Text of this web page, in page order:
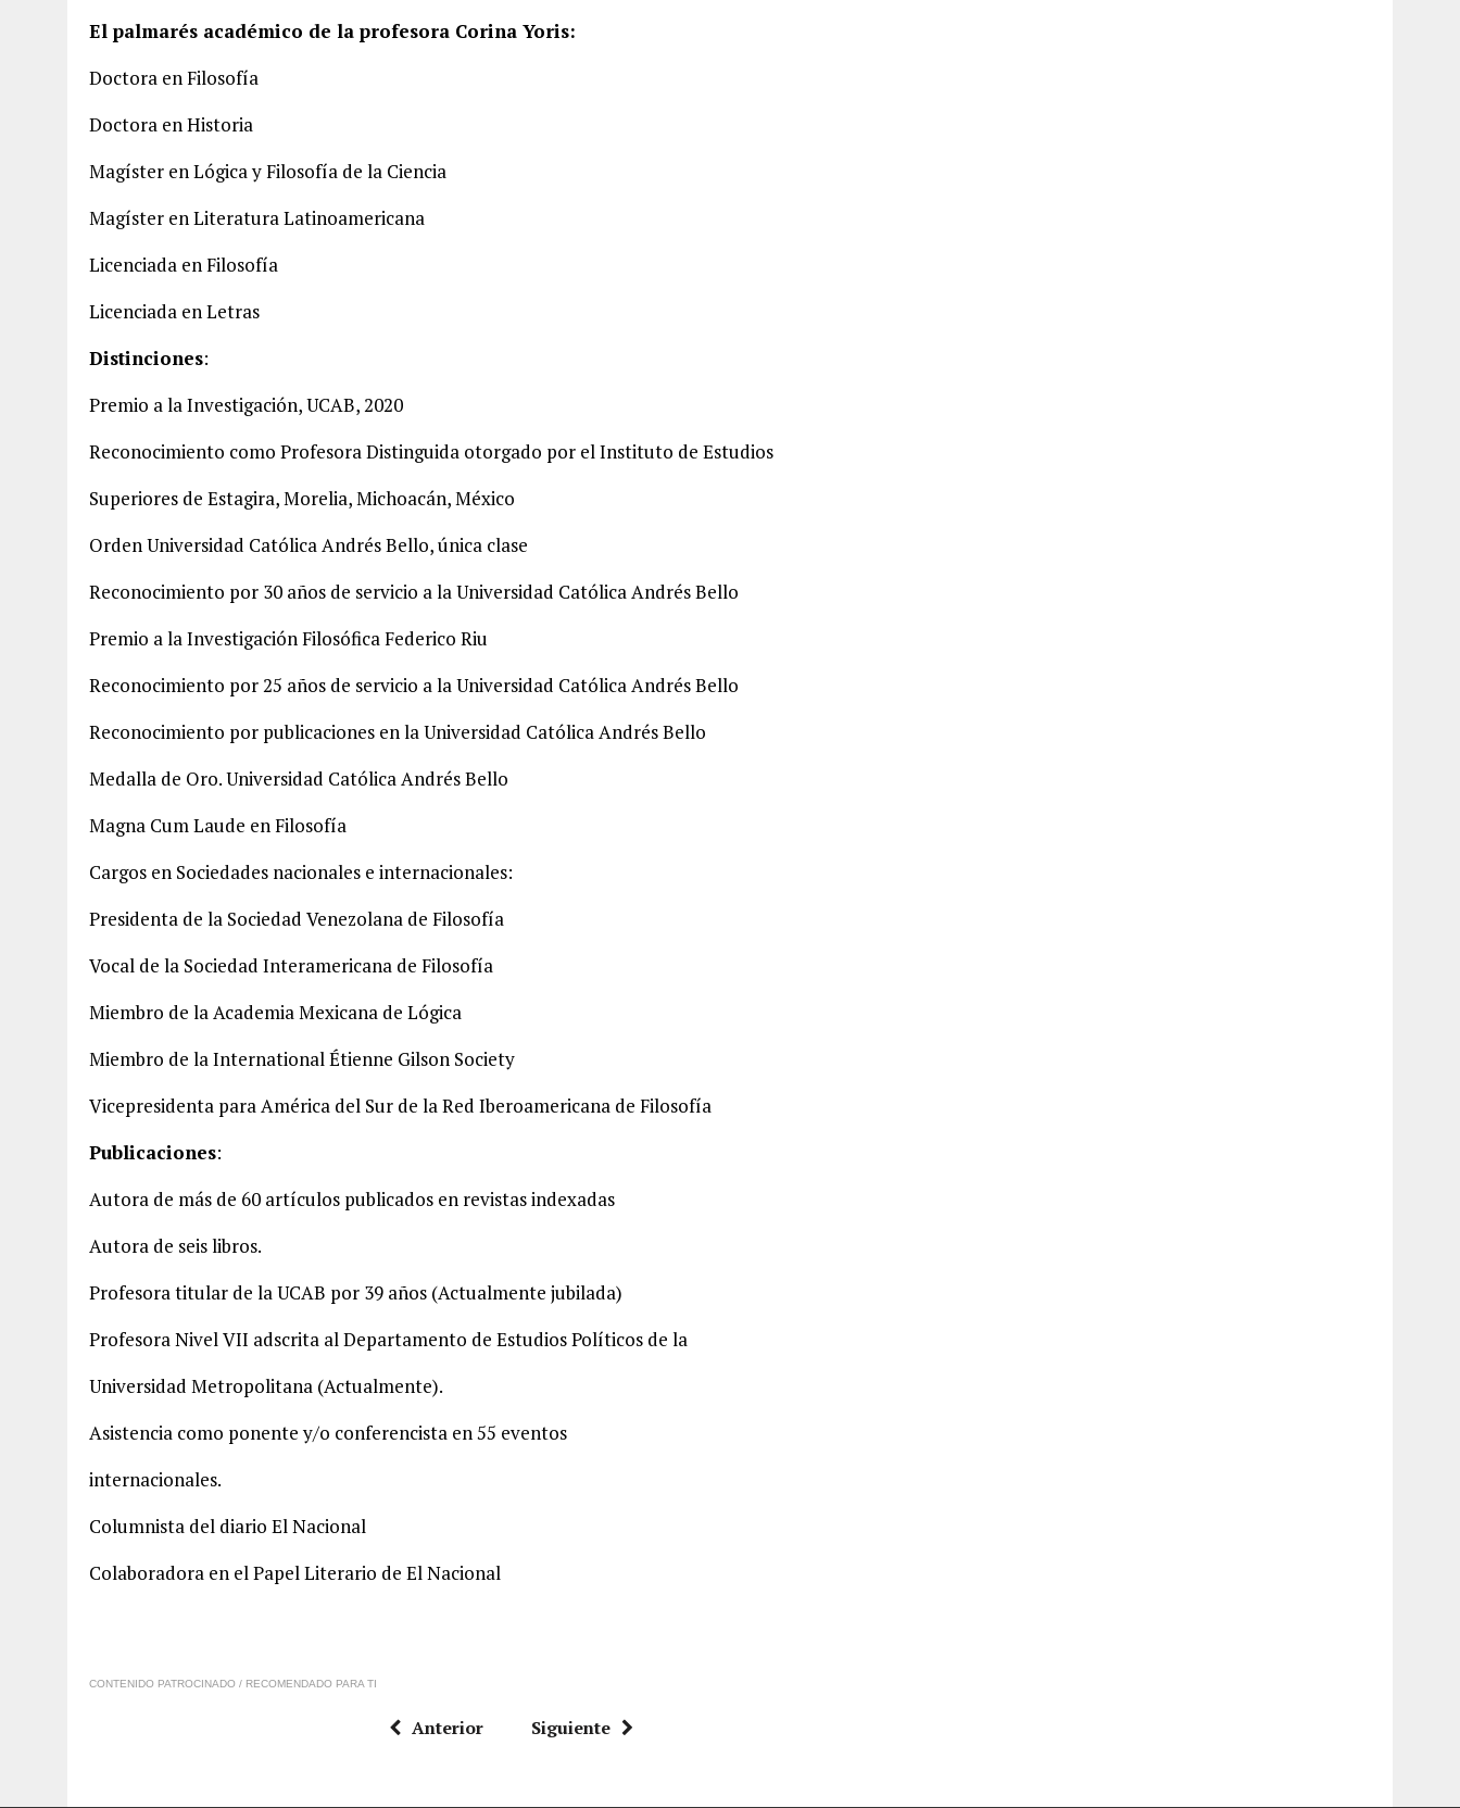
El palmarés académico de la profesora Corina Yoris:
Doctora en Filosofía
Doctora en Historia
Magíster en Lógica y Filosofía de la Ciencia
Magíster en Literatura Latinoamericana
Licenciada en Filosofía
Licenciada en Letras
Distinciones:
Premio a la Investigación, UCAB, 2020
Reconocimiento como Profesora Distinguida otorgado por el Instituto de Estudios
Superiores de Estagira, Morelia, Michoacán, México
Orden Universidad Católica Andrés Bello, única clase
Reconocimiento por 30 años de servicio a la Universidad Católica Andrés Bello
Premio a la Investigación Filosófica Federico Riu
Reconocimiento por 25 años de servicio a la Universidad Católica Andrés Bello
Reconocimiento por publicaciones en la Universidad Católica Andrés Bello
Medalla de Oro. Universidad Católica Andrés Bello
Magna Cum Laude en Filosofía
Cargos en Sociedades nacionales e internacionales:
Presidenta de la Sociedad Venezolana de Filosofía
Vocal de la Sociedad Interamericana de Filosofía
Miembro de la Academia Mexicana de Lógica
Miembro de la International Étienne Gilson Society
Vicepresidenta para América del Sur de la Red Iberoamericana de Filosofía
Publicaciones:
Autora de más de 60 artículos publicados en revistas indexadas
Autora de seis libros.
Profesora titular de la UCAB por 39 años (Actualmente jubilada)
Profesora Nivel VII adscrita al Departamento de Estudios Políticos de la
Universidad Metropolitana (Actualmente).
Asistencia como ponente y/o conferencista en 55 eventos
internacionales.
Columnista del diario El Nacional
Colaboradora en el Papel Literario de El Nacional
CONTENIDO PATROCINADO / RECOMENDADO PARA TI
Anterior Siguiente